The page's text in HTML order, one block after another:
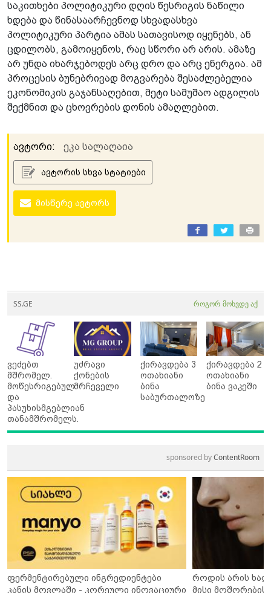
საკითხები პოლიტიკური დღის წესრიგის ნაწილი
ხდება და წინასაარჩევნოდ სხვადასხვა
პოლიტიკური პარტია ამას სათავისოდ იყენებს, ან
ცდილობს, გამოიყენოს, რაც სწორი არ არის. ამაზე
არ უნდა იხარჯებოდეს არც დრო და არც ენერგია. ამ
პროცესის ბუნებრივად მოგვარება შესაძლებელია
ეკონომიკის გაჯანსაღებით, მეტი სამუშაო ადგილის
შექმნით და ცხოვრების დონის ამაღლებით.
ავტორი: ეკა სალაღაია
ავტორის სხვა სტატიები
მისწერე ავტორს
SS.GE როგორ მოხვდე აქ
ვეძებთ
მშრომელ.
მოწესრიგებულ
და
პასუხისმგებლიან
თანამშრომელს.
უძრავი
ქონების
მრჩეველი
ქირავდება 3
ოთახიანი
ბინა
საბურთალოზე
ქირავდება 2
ოთახიანი
ბინა ვაკეში
sponsored byContentRoom
ფერმენტირებული ინგრედიენტები
კანის მოვლაში - კორეული ინოვაციური
როდის არის
მისი მოშორების